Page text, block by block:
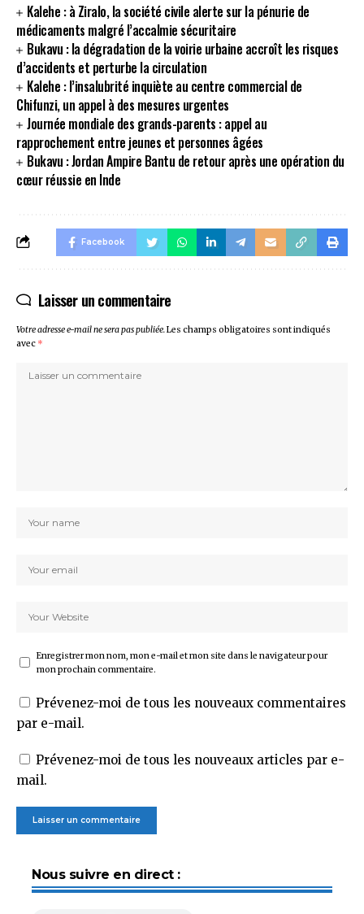
Kalehe : à Ziralo, la société civile alerte sur la pénurie de
médicaments malgré l’accalmie sécuritaire
Bukavu : la dégradation de la voirie urbaine accroît les risques
d’accidents et perturbe la circulation
Kalehe : l’insalubrité inquiète au centre commercial de
Chifunzi, un appel à des mesures urgentes
Journée mondiale des grands-parents : appel au
rapprochement entre jeunes et personnes âgées
Bukavu : Jordan Ampire Bantu de retour après une opération du
cœur réussie en Inde
Facebook
Laisser un commentaire
Votre adresse e-mail ne sera pas publiée.Les champs obligatoires sont indiqués
avec *
Enregistrer mon nom, mon e-mail et mon site dans le navigateur pour
mon prochain commentaire.
Prévenez-moi de tous les nouveaux commentaires
par e-mail.
Prévenez-moi de tous les nouveaux articles par e-
mail.
Nous suivre en direct :